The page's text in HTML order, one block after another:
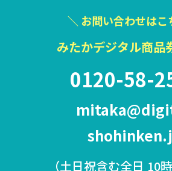
＼ お問い合わせはこ
みたかデジタル商品
0120-58-
（土日祝含む全日 10